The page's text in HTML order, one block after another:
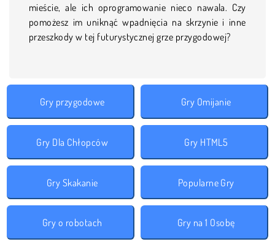
mieście, ale ich oprogramowanie nieco nawala. Czy
pomożesz im uniknąć wpadnięcia na skrzynie i inne
przeszkody w tej futurystycznej grze przygodowej?
Gry przygodowe Gry Omijanie
Gry Dla Chłopców Gry HTML5
Gry Skakanie Popularne Gry
Gry o robotach Gry na 1 Osobę